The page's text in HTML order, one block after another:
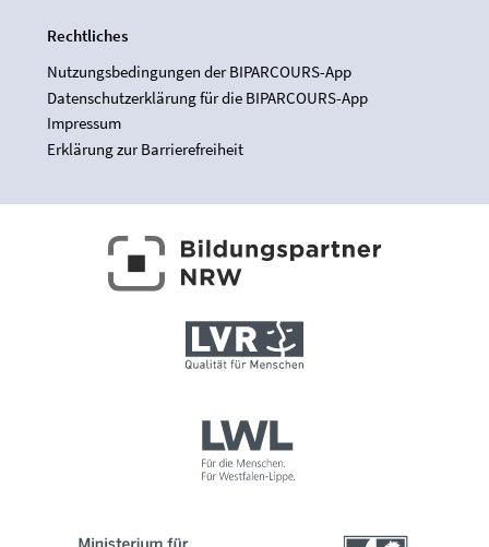
Rechtliches
Nutzungsbedingungen der BIPARCOURS-App
Datenschutzerklärung für die BIPARCOURS-App
Impressum
Erklärung zur Barrierefreiheit